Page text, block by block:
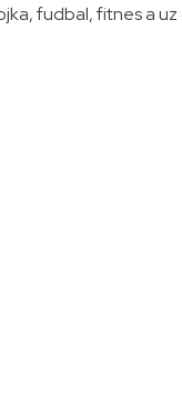
fudbal, fitnes a